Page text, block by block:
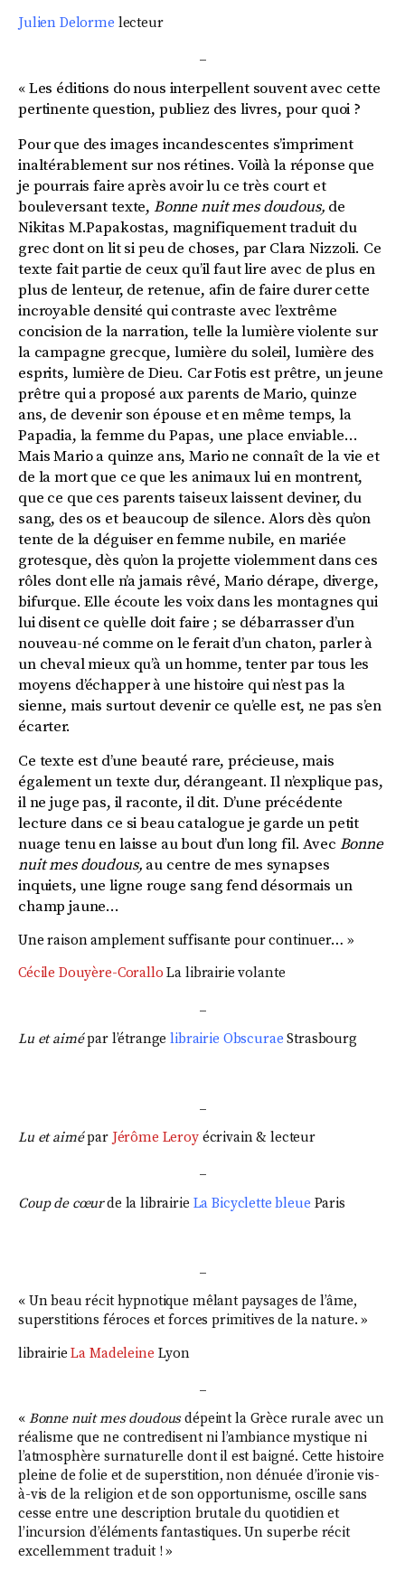
Julien Delorme lecteur
_
« Les éditions donous interpellent souvent avec cette
pertinente question, publiez des livres, pour quoi ?
Pour que des images incandescentes s’impriment
inaltérablement sur nos rétines. Voilà la réponse que
je pourrais faire après avoir lu ce très court et
bouleversant texte, Bonne nuit mes doudous, de
Nikitas M.Papakostas, magnifiquement traduit du
grec dont on lit si peu de choses, par Clara Nizzoli. Ce
texte fait partie de ceux qu’il faut lire avec de plus en
plus de lenteur, de retenue, afin de faire durer cette
incroyable densité qui contraste avec l’extrême
concision de la narration, telle la lumière violente sur
la campagne grecque, lumière du soleil, lumière des
esprits, lumière de Dieu. Car Fotis est prêtre, un jeune
prêtre qui a proposé aux parents de Mario, quinze
ans, de devenir son épouse et en même temps, la
Papadia, la femme du Papas, une place enviable…
Mais Mario a quinze ans, Mario ne connaît de la vie et
de la mort que ce que les animaux lui en montrent,
que ce que ces parents taiseux laissent deviner, du
sang, des os et beaucoup de silence. Alors dès qu’on
tente de la déguiser en femme nubile, en mariée
grotesque, dès qu’on la projette violemment dans ces
rôles dont elle n’a jamais rêvé, Mario dérape, diverge,
bifurque. Elle écoute les voix dans les montagnes qui
lui disent ce qu’elle doit faire ; se débarrasser d’un
nouveau-né comme on le ferait d’un chaton, parler à
un cheval mieux qu’à un homme, tenter par tous les
moyens d’échapper à une histoire qui n’est pas la
sienne, mais surtout devenir ce qu’elle est, ne pas s’en
écarter.
Ce texte est d’une beauté rare, précieuse, mais
également un texte dur, dérangeant. Il n’explique pas,
il ne juge pas, il raconte, il dit. D’une précédente
lecture dans ce si beau catalogue je garde un petit
nuage tenu en laisse au bout d’un long fil. Avec Bonne
nuit mes doudous, au centre de mes synapses
inquiets, une ligne rouge sang fend désormais un
champ jaune…
Une raison amplement suffisante pour continuer… »
Cécile Douyère-CoralloLa librairie volante
Lu et aimépar l’étrangelibrairie ObscuraeStrasbourg
Lu et aiméparJérôme Leroy écrivain & lecteur
_
Coup de cœurde la librairie La Bicyclette bleue Paris
_
« Un beau récit hypnotique mêlant paysages de l’âme,
superstitions féroces et forces primitives de la nature. »
librairieLa Madeleine Lyon
_
« Bonne nuit mes doudousdépeint la Grèce rurale avec un
réalisme que ne contredisent ni l’ambiance mystique ni
l’atmosphère surnaturelle dont il est baigné. Cette histoire
pleine de folie et de superstition, non dénuée d’ironie vis-
à-vis de la religion et de son opportunisme, oscille sans
cesse entre une description brutale du quotidien et
l’incursion d’éléments fantastiques. Un superbe récit
excellemment traduit ! »